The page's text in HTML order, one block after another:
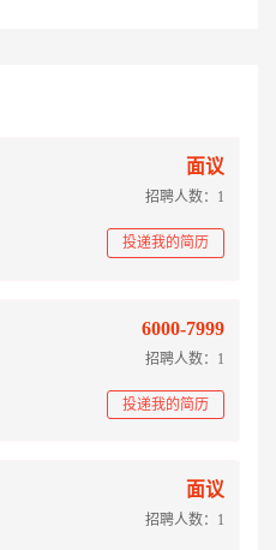
面议
招聘人数：1
投递我的简历
6000-7999
招聘人数：1
投递我的简历
面议
招聘人数：1